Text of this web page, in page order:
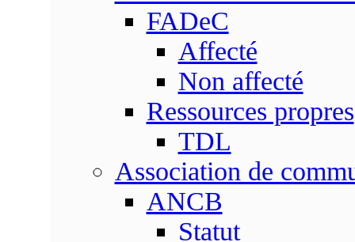
FADeC
Affecté
Non affecté
Ressources propres
TDL
Association de
ANCB
Statut